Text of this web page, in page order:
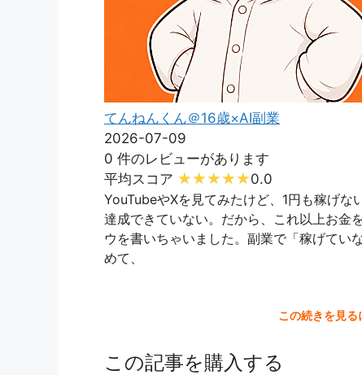
てんねんくん＠16歳×AI副業
2026-07-09
0 件のレビューがあります
平均スコア
0.0
YouTubeやXを見てみたけど、1円も稼げ
達成できていない。だから、これ以上お金
ウを書いちゃいました。副業で「稼げてい
めて、
この続きを見
この記事を購入する